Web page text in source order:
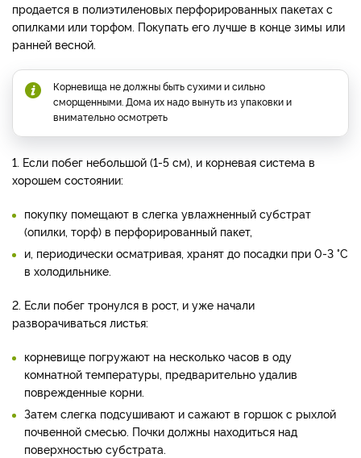
продается в полиэтиленовых перфорированных пакетах с
опилками или торфом. Покупать его лучше в конце зимы или
ранней весной.
Корневища не должны быть сухими и сильно
сморщенными. Дома их надо вынуть из упаковки и
внимательно осмотреть
1. Если побег небольшой (1-5 см), и корневая система в
хорошем состоянии:
покупку помещают в слегка увлажненный субстрат
(опилки, торф) в перфорированный пакет,
и, периодически осматривая, хранят до посадки при 0-3 °C
в холодильнике.
2. Если побег тронулся в рост, и уже начали
разворачиваться листья:
корневище погружают на несколько часов в оду
комнатной температуры, предварительно удалив
поврежденные корни.
Затем слегка подсушивают и сажают в горшок с рыхлой
почвенной смесью. Почки должны находиться над
поверхностью субстрата.